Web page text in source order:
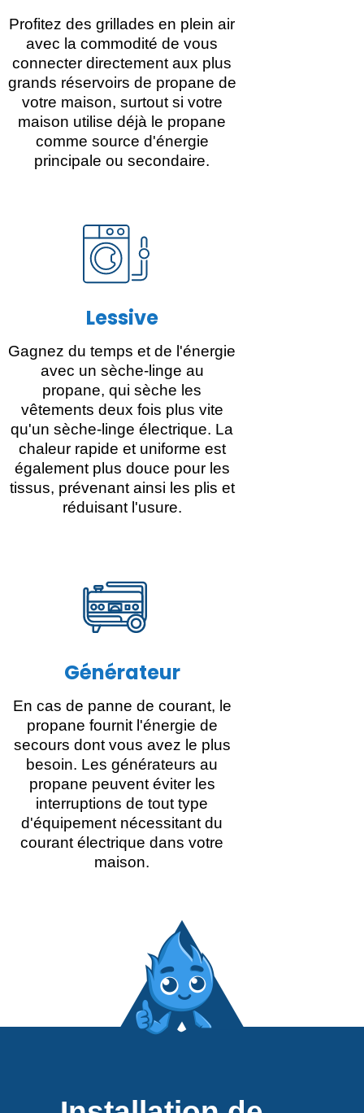
Profitez des grillades en plein air
avec la commodité de vous
connecter directement aux plus
grands réservoirs de propane de
votre maison, surtout si votre
maison utilise déjà le propane
comme source d'énergie
principale ou secondaire.
Lessive
Gagnez du temps et de l'énergie
avec un sèche-linge au
propane, qui sèche les
vêtements deux fois plus vite
qu'un sèche-linge électrique. La
chaleur rapide et uniforme est
également plus douce pour les
tissus, prévenant ainsi les plis et
réduisant l'usure.
Générateur
En cas de panne de courant, le
propane fournit l'énergie de
secours dont vous avez le plus
besoin. Les générateurs au
propane peuvent éviter les
interruptions de tout type
d'équipement nécessitant du
courant électrique dans votre
maison.